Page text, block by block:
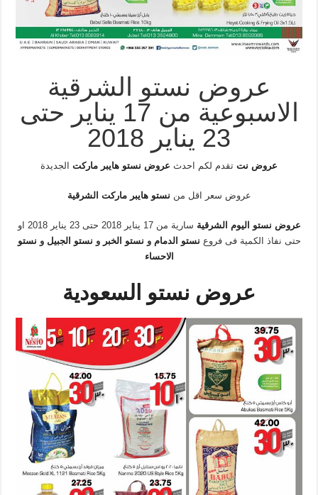
عروض نستو الشرقية
الاسبوعية من 17 يناير حتى
23 يناير 2018
عروض نتتقدم لكم احدث عروض نستو هايبر ماركت الجديدة
عروض سعر اقل من نستو هايبر ماركت الشرقية
عروض نستو اليوم الشرقية
سارية من 17 يناير 2018 حتى 23 يناير 2018 او
حتى نفاذ الكمية فى فروع نستو الدمامو نستو الخبر و نستو الجبيلو نستو
الاحساء
عروض نستو السعودية